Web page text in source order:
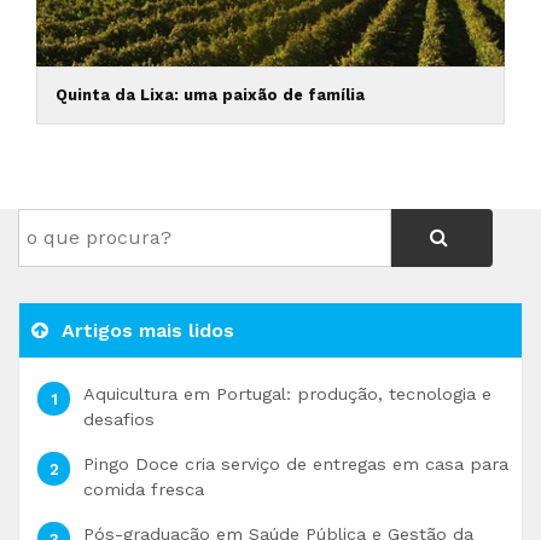
Quinta da Lixa: uma paixão de família
Artigos mais lidos
Aquicultura em Portugal: produção, tecnologia e
desafios
Pingo Doce cria serviço de entregas em casa para
comida fresca
Pós-graduação em Saúde Pública e Gestão da